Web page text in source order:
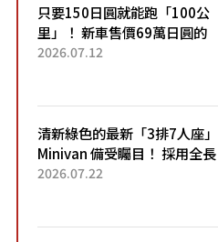
只要150日圓就能跑「100公
里」！ 新車售價69萬日圓的
「3人座」Trike大受歡迎！ 順
2026.07.12
清新綠色的最新「3排7人座」
Minivan 備受矚目！ 採用全長
4.7公尺剛剛好的車身尺寸與
2026.07.22